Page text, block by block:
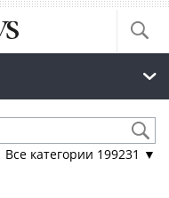
Все категории 199231 ▼